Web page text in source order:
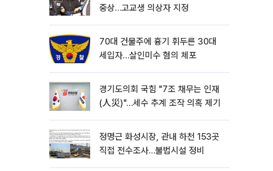
중상…고교생 의상자 지정
70대 건물주에 흉기 휘두른 30대
세입자…살인미수 혐의 체포
경기도의회 국힘 "7조 채무는 인재
(人災)"…세수 추계 조작 의혹 제기
정명근 화성시장, 관내 하천 153곳
직접 전수조사…불법시설 정비